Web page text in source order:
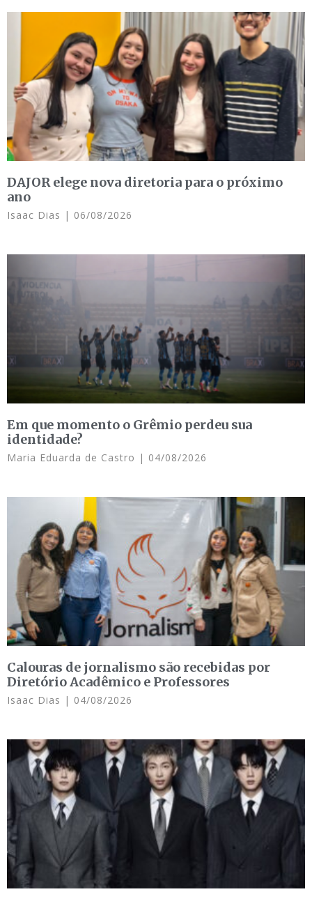
DAJOR elege nova diretoria para o próximo
ano
Isaac Dias 06/08/2026
Em que momento o Grêmio perdeu sua
identidade?
Maria Eduarda de Castro 04/08/2026
Calouras de jornalismo são recebidas por
Diretório Acadêmico e Professores
Isaac Dias 04/08/2026